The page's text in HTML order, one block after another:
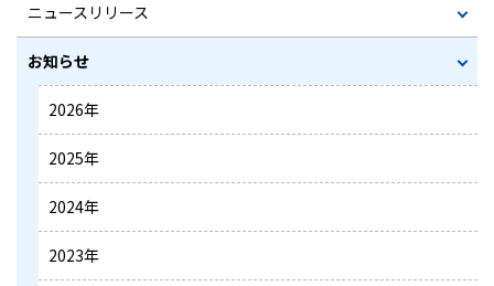
ニュースリリース
お知らせ
2026年
2025年
2024年
2023年